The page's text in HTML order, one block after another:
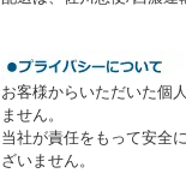
お客様からいただいた個
ません。
当社が責任をもって安全
ざいません。